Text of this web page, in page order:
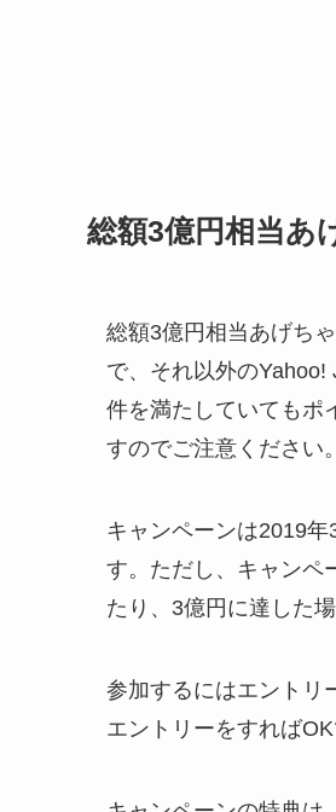
総額3億円相当あ
総額3億円相当あげち
で、それ以外の
件を満たしていてもポ
すのでご注意ください。
キャンペーンは2019
す。ただし、キャンペ
たり、3億円に達した
参加するにはエントリ
エントリーをすればOK